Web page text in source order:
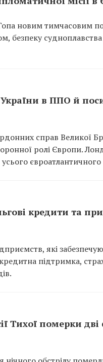
новим тимчасовим
безпеку
в ППО й
справ Великої
ролі Європи.
кредити та
які
підтримка,
Тихої померки